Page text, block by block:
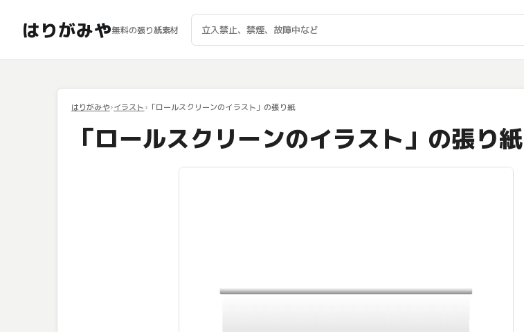
はりがみや無料の張り紙素材
はりがみや イラスト 「ロールスクリーンのイラスト」の張り紙
「ロールスクリーンのイラスト」の張り紙